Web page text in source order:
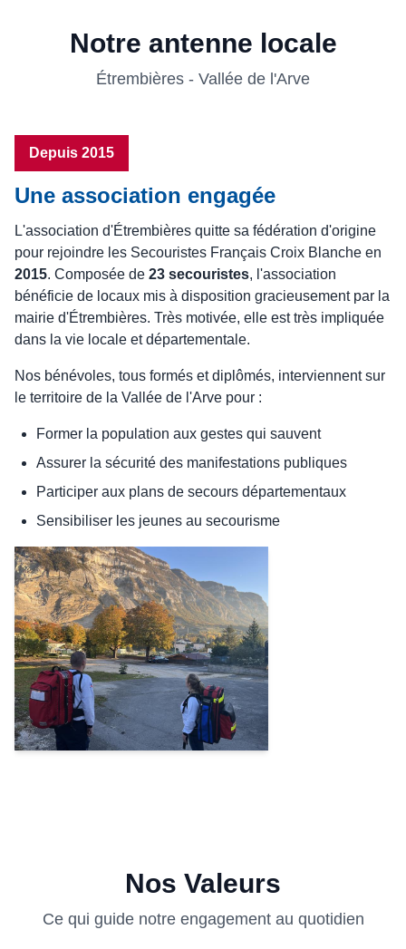
Notre antenne locale
Étrembières - Vallée de l'Arve
Depuis 2015
Une association engagée
L'association d'Étrembières quitte sa fédération d'origine
pour rejoindre les Secouristes Français Croix Blanche en
2015. Composée de 23 secouristes, l'association
bénéficie de locaux mis à disposition gracieusement par la
mairie d'Étrembières. Très motivée, elle est très impliquée
dans la vie locale et départementale.
Nos bénévoles, tous formés et diplômés, interviennent sur
le territoire de la Vallée de l'Arve pour :
Former la population aux gestes qui sauvent
Assurer la sécurité des manifestations publiques
Participer aux plans de secours départementaux
Sensibiliser les jeunes au secourisme
Nos Valeurs
Ce qui guide notre engagement au quotidien